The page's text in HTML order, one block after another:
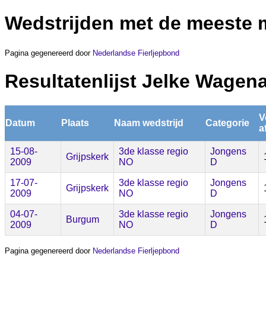
Wedstrijden met de meeste
Pagina gegenereerd door Nederlandse Fierljepbond
Resultatenlijst Jelke
Datum Plaats Naam wedstrijd Categorie
15-08-
2009
Grijpskerk
3de klasse regio
NO
Jongens
D
17-07-
2009
Grijpskerk
3de klasse regio
NO
Jongens
D
04-07-
2009
Burgum
3de klasse regio
NO
Jongens
D
Pagina gegenereerd door Nederlandse Fierljepbond